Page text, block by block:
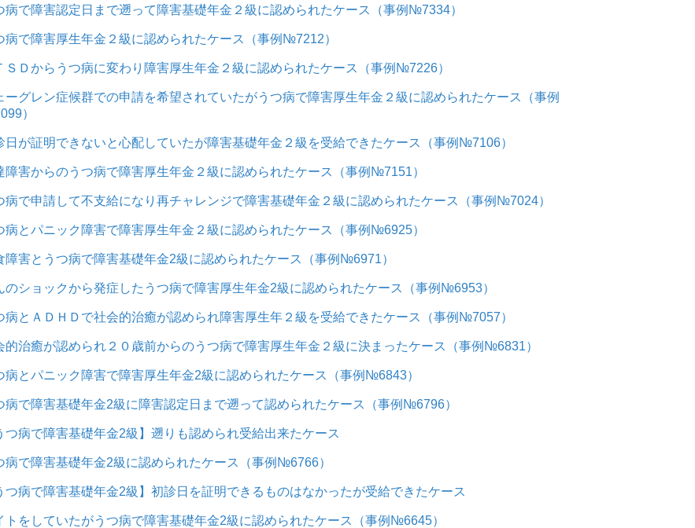
病で障害認定日まで遡って障害基礎年金２級に認められたケース（事例№7334）
病で障害厚生年金２級に認められたケース（事例№7212）
ＳＤからうつ病に変わり障害厚生年金２級に認められたケース（事例№7226）
ーグレン症候群での申請を希望されていたがうつ病で障害厚生年金２級に認められたケース（事例
）
日が証明できないと心配していたが障害基礎年金２級を受給できたケース（事例№7106）
障害からのうつ病で障害厚生年金２級に認められたケース（事例№7151）
病で申請して不支給になり再チャレンジで障害基礎年金２級に認められたケース（事例№7024）
病とパニック障害で障害厚生年金２級に認められたケース（事例№6925）
障害とうつ病で障害基礎年金2級に認められたケース（事例№6971）
のショックから発症したうつ病で障害厚生年金2級に認められたケース（事例№6953）
病とＡＤＨＤで社会的治癒が認められ障害厚生年２級を受給できたケース（事例№7057）
的治癒が認められ２０歳前からのうつ病で障害厚生年金２級に決まったケース（事例№6831）
病とパニック障害で障害厚生年金2級に認められたケース（事例№6843）
病で障害基礎年金2級に障害認定日まで遡って認められたケース（事例№6796）
つ病で障害基礎年金2級】遡りも認められ受給出来たケース
病で障害基礎年金2級に認められたケース（事例№6766）
つ病で障害基礎年金2級】初診日を証明できるものはなかったが受給できたケース
トをしていたがうつ病で障害基礎年金2級に認められたケース（事例№6645）